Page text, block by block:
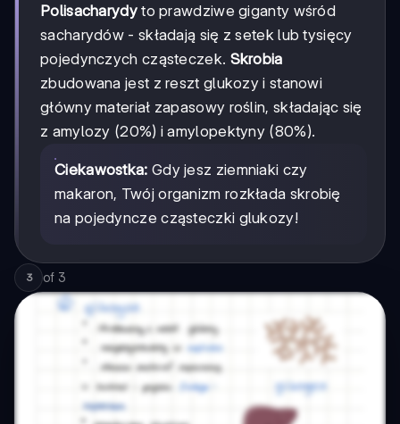
Polisacharydyto prawdziwe giganty wśród
sacharydów - składają się z setek lub tysięcy
pojedynczych cząsteczek. Skrobia
zbudowana jest z reszt glukozy i stanowi
główny materiał zapasowy roślin, składając się
z amylozy (20%) i amylopektyny (80%).
Ciekawostka: Gdy jesz ziemniaki czy
makaron, Twój organizm rozkłada skrobię
na pojedyncze cząsteczki glukozy!
3 of 3